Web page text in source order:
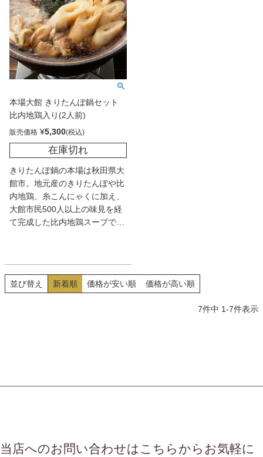
本場大館 きりたんぽ鍋セット
比内地鶏入り(2人前)
販売価格 ¥5,300
在庫切れ
きりたんぽ鍋の本場は秋田県大
館市。地元産のきりたんぽや比
内地鶏、糸こんにゃくに加え、
大館市民500人以上の味見を経
て完成した比内地鶏スープで作
並び替え 新着順 価格が安い順 価格が高い順
7件中 1-7件表示
当店へのお問い合わせはこちらからお気軽に